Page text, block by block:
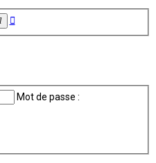
Rechercher
Recherche
Mot de passe :